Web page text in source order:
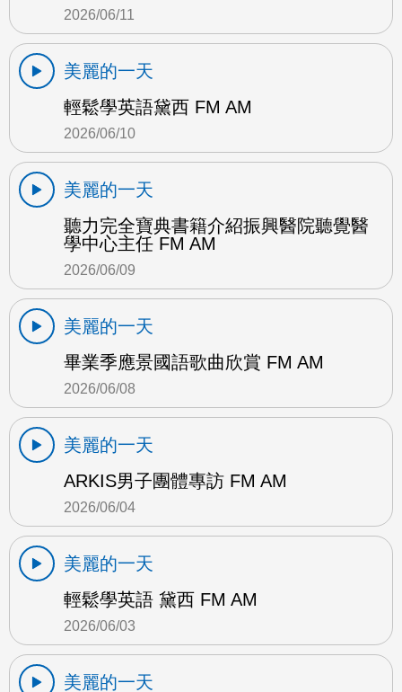
2026/06/11
美麗的一天
輕鬆學英語黛西 FM AM
2026/06/10
美麗的一天
聽力完全寶典書籍介紹振興醫院聽覺醫
學中心主任 FM AM
2026/06/09
美麗的一天
畢業季應景國語歌曲欣賞 FM AM
2026/06/08
美麗的一天
ARKIS男子團體專訪 FM AM
2026/06/04
美麗的一天
輕鬆學英語 黛西 FM AM
2026/06/03
美麗的一天